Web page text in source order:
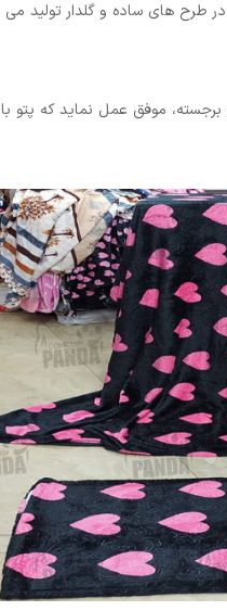
در طرح های ساده و گلدار تولید
موفق عمل نماید که پتو